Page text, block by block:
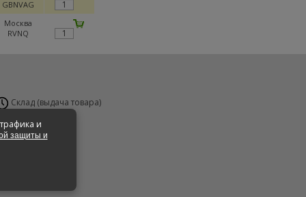
GBNVAG
Москва
RVNQ
и
защиты и
Склад (выдача товара)
Вс 24 часа